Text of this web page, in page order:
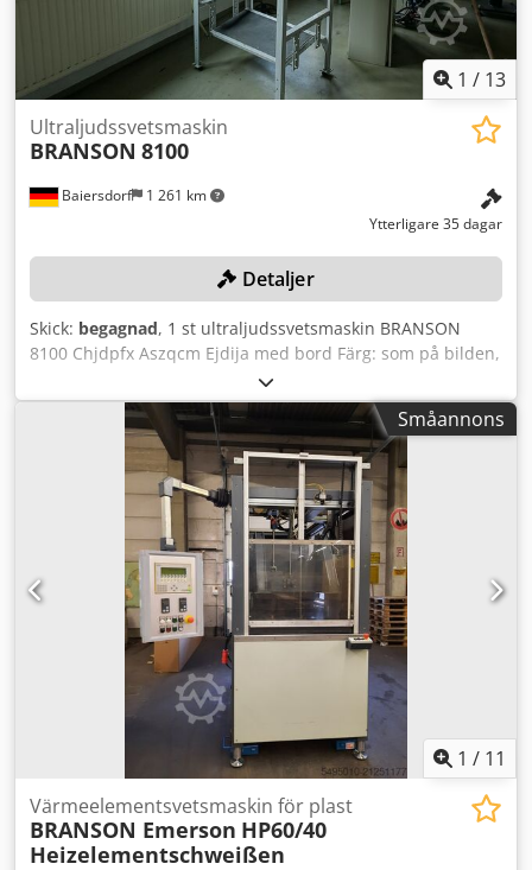
1 / 13
Baiersdorf 1 261 km
Ultraljudssvetsmaskin
BRANSON 8100
Ytterligare 35 dagar
Detaljer
Skick: begagnad, 1 st ultraljudssvetsmaskin BRANSON
8100 Chjdpfx Aszqcm Ejdija med bord Färg: som på bilden,
enligt bilder och vid personlig inspektion Skick: begagnad
Småannons
1 / 11
Värmeelementsvetsmaskin för plast
BRANSON Emerson HP60/40
Heizelementschweißen